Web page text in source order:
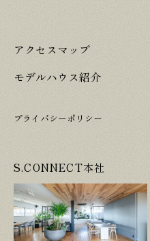
アクセスマップ
モデルハウス紹介
プライバシーポリシー
S.CONNECT本社